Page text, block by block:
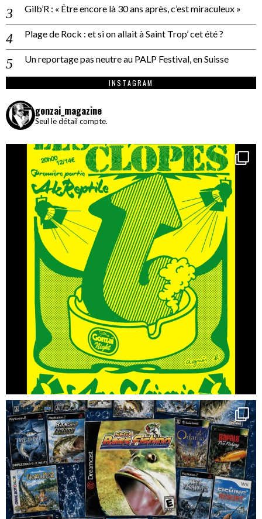
Gilb’R : « Être encore là 30 ans après, c’est miraculeux »
Plage de Rock : et si on allait à Saint Trop’ cet été ?
Un reportage pas neutre au PALP Festival, en Suisse
INSTAGRAM
gonzai_magazine
Seul le détail compte.